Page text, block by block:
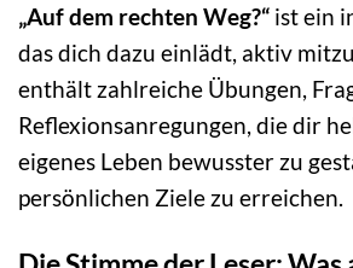
„Auf dem rechten Weg?“ ist ein
das dich dazu einlädt, aktiv
enthält zahlreiche Übungen,
Reflexionsanregungen, die dir
eigenes Leben bewusster zu
persönlichen Ziele zu erreichen.